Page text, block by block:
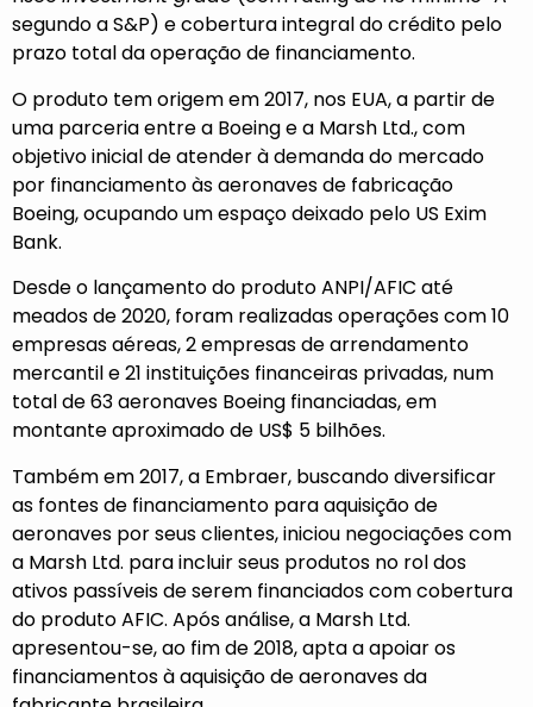
segundo a S&P) e cobertura integral do crédito pelo
prazo total da operação de financiamento.
O produto tem origem em 2017, nos EUA, a partir de
uma parceria entre a Boeing e a Marsh Ltd., com
objetivo inicial de atender à demanda do mercado
por financiamento às aeronaves de fabricação
Boeing, ocupando um espaço deixado pelo US Exim
Bank.
Desde o lançamento do produto ANPI/AFIC até
meados de 2020, foram realizadas operações com 10
empresas aéreas, 2 empresas de arrendamento
mercantil e 21 instituições financeiras privadas, num
total de 63 aeronaves Boeing financiadas, em
montante aproximado de US$ 5 bilhões.
Também em 2017, a Embraer, buscando diversificar
as fontes de financiamento para aquisição de
aeronaves por seus clientes, iniciou negociações com
a Marsh Ltd. para incluir seus produtos no rol dos
ativos passíveis de serem financiados com cobertura
do produto AFIC. Após análise, a Marsh Ltd.
apresentou-se, ao fim de 2018, apta a apoiar os
financiamentos à aquisição de aeronaves da